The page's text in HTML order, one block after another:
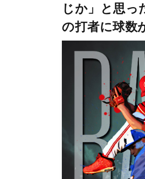
じか」と思っ
の打者に球数